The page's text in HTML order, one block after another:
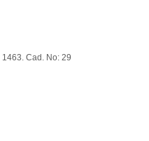
1463. Cad. No: 29